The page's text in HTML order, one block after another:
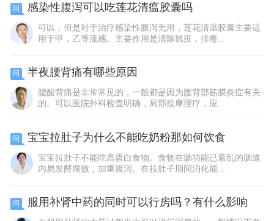
问 感染性腹泻可以吃莲花清瘟胶囊吗
可以，但是对于治疗感染性腹泻无用，莲花清温胶囊主要适
用于甲，乙等流感。主要作用是清除鼠疫，排毒...
问 半夜腰背痛有哪些原因
腰酸背痛是非常常见的，一般都是因为腰背部筋膜炎症有关
的。可以医院外科检查明确，局部按摩理疗，应...
问 宝宝拉肚子为什么不能吃奶粉那如何饮食
宝宝拉肚子不能吃高蛋白食物。食物在肠功能已紊乱的肠道
内易发酵腐败，加重腹泻。在拉肚子期间消化能...
问 服用补肾中药的同时可以行房吗？有什么影响